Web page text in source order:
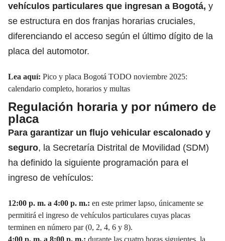
vehículos particulares que ingresan a Bogotá, y
se estructura en dos franjas horarias cruciales,
diferenciando el acceso según el último dígito de la
placa del automotor.
Lea aquí: Pico y placa Bogotá TODO noviembre 2025:
calendario completo, horarios y multas
Regulación horaria y por número de
placa
Para garantizar un flujo vehicular escalonado y
seguro, la Secretaría Distrital de Movilidad (SDM)
ha definido la siguiente programación para el
ingreso de vehículos:
12:00 p. m. a 4:00 p. m.: en este primer lapso, únicamente se
permitirá el ingreso de vehículos particulares cuyas placas
terminen en número par (0, 2, 4, 6 y 8).
4:00 p. m. a 8:00 p. m.: durante las cuatro horas siguientes, la